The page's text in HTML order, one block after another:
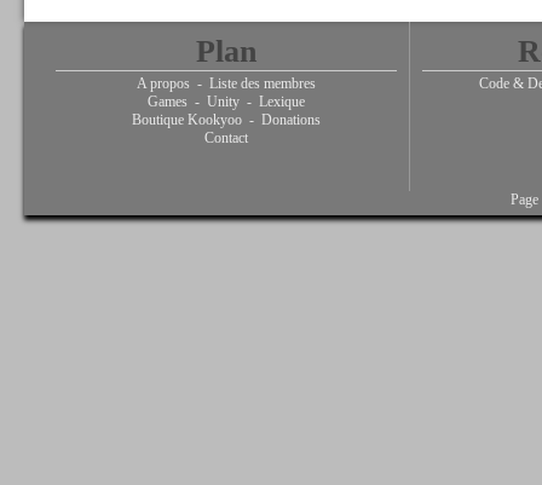
Plan
A propos - Liste des membres
Games - Unity - Lexique
Boutique Kookyoo - Donations
Contact
Code &